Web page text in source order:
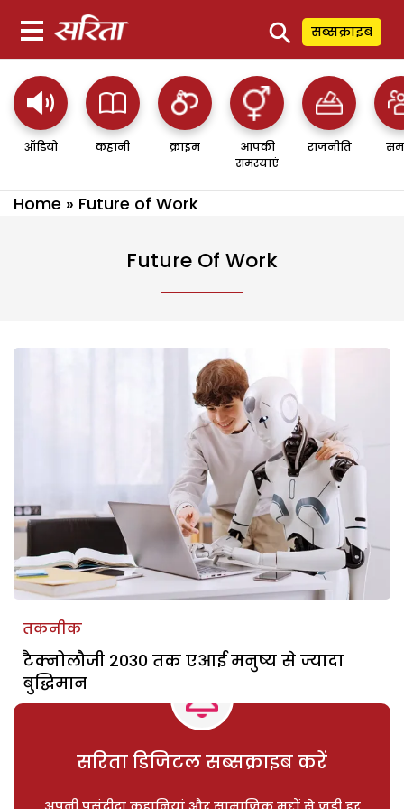
⚲ सब्सक्राइब
ऑडियो कहानी क्राइम
आपकी
समस्याएं
राजनीति
Home » Future of Work
Future Of Work
तकनीक
टैक्नोलौजी 2030 तक एआई मनुष्य से ज्यादा
बुद्धिमान
सरिता डिजिटल सब्सक्राइब करें